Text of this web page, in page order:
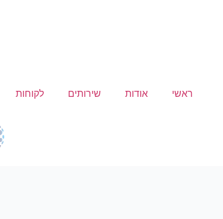
ראשי אודות שירותים לקוחות